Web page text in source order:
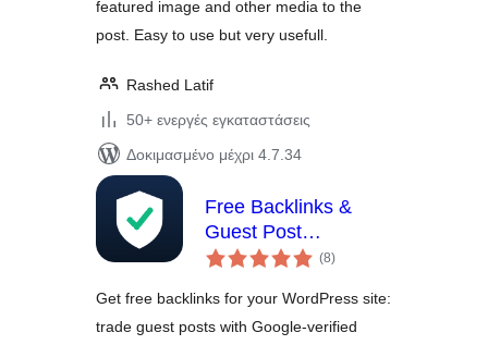
featured image and other media to the
post. Easy to use but very usefull.
Rashed Latif
50+ ενεργές εγκαταστάσεις
Δοκιμασμένο μέχρι 4.7.34
Free Backlinks &
Guest Post
Exchange –
(8αξιολογήσεις
σύνολο
)
Get free backlinks for your WordPress site:
trade guest posts with Google-verified